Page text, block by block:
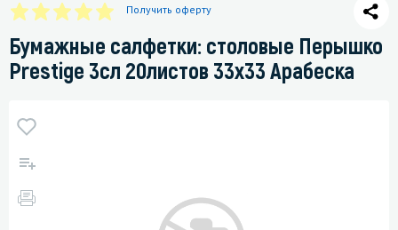
Получить оферту
Бумажные салфетки: столовые Перышко
Prestige 3сл 20листов 33х33 Арабеска